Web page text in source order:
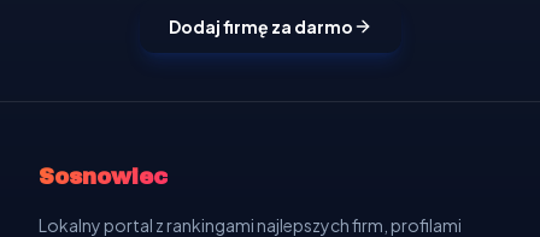
Dodaj firmę za darmo
Sosnowiec
Lokalny portal z rankingami najlepszych firm, profilami